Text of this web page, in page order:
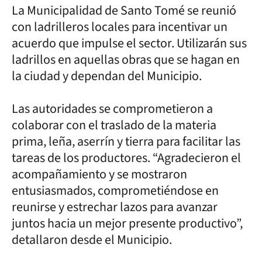
La Municipalidad de Santo Tomé se reunió
con ladrilleros locales para incentivar un
acuerdo que impulse el sector. Utilizarán sus
ladrillos en aquellas obras que se hagan en
la ciudad y dependan del Municipio.
Las autoridades se comprometieron a
colaborar con el traslado de la materia
prima, leña, aserrín y tierra para facilitar las
tareas de los productores. “Agradecieron el
acompañamiento y se mostraron
entusiasmados, comprometiéndose en
reunirse y estrechar lazos para avanzar
juntos hacia un mejor presente productivo”,
detallaron desde el Municipio.